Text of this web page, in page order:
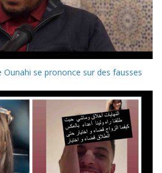
Ounahi se prononce sur des fausses